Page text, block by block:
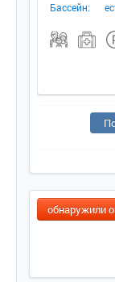
Бассейн:
обнаружили